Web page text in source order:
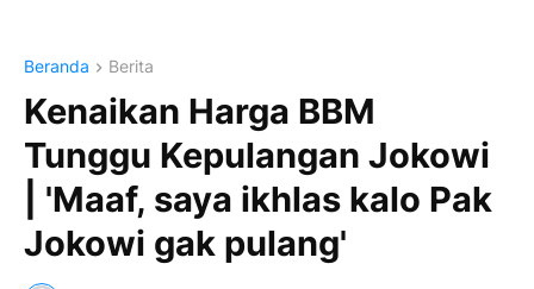
Beranda Berita
Kenaikan Harga BBM
Tunggu Kepulangan Jokowi
| 'Maaf, saya ikhlas kalo Pak
Jokowi gak pulang'